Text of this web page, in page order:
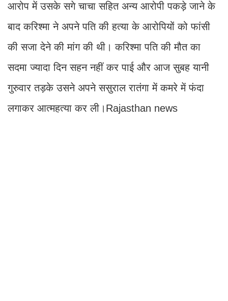
आरोप में उसके सगे चाचा सहित अन्य आरोपी पकड़े जाने के
बाद करिश्मा ने अपने पति की हत्या के आरोपियों को फांसी
की सजा देने की मांग की थी। करिश्मा पति की मौत का
सदमा ज्यादा दिन सहन नहीं कर पाई और आज सुबह यानी
गुरुवार तड़के उसने अपने ससुराल रातंगा में कमरे में फंदा
लगाकर आत्महत्या कर ली।Rajasthan news